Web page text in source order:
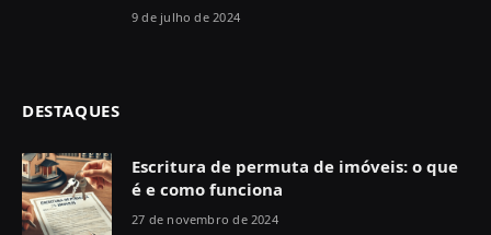
9 de julho de 2024
DESTAQUES
Escritura de permuta de imóveis: o que
é e como funciona
27 de novembro de 2024